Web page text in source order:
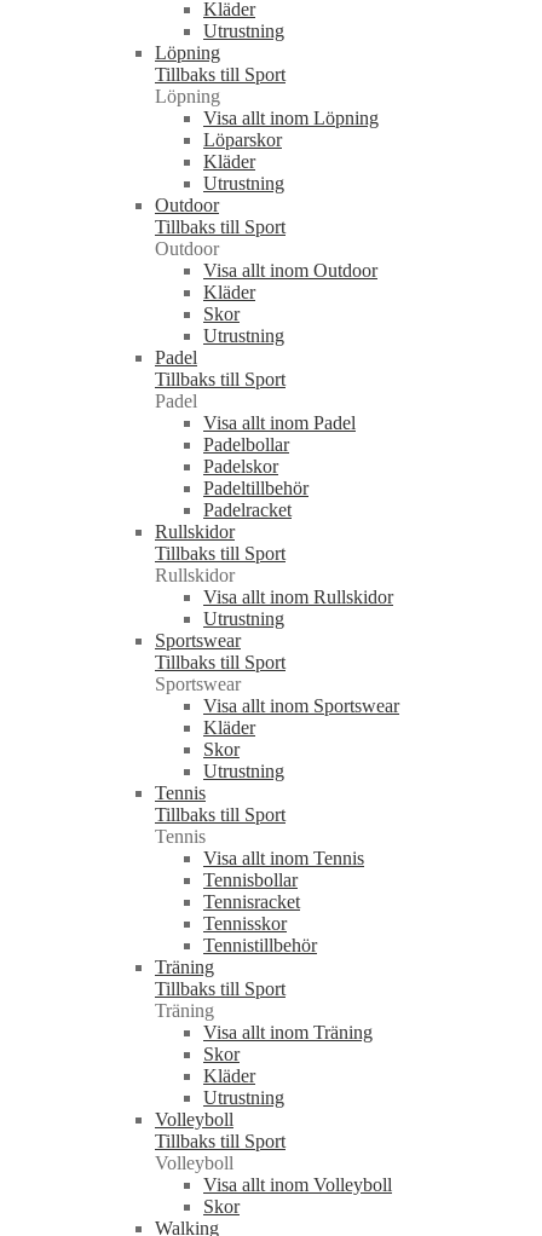
Kläder
Utrustning
Löpning
Tillbaks till Sport
Löpning
Visa allt inom Löpning
Löparskor
Kläder
Utrustning
Outdoor
Tillbaks till Sport
Outdoor
Visa allt inom Outdoor
Kläder
Skor
Utrustning
Padel
Tillbaks till Sport
Padel
Visa allt inom Padel
Padelbollar
Padelskor
Padeltillbehör
Padelracket
Rullskidor
Tillbaks till Sport
Rullskidor
Visa allt inom Rullskidor
Utrustning
Sportswear
Tillbaks till Sport
Sportswear
Visa allt inom Sportswear
Kläder
Skor
Utrustning
Tennis
Tillbaks till Sport
Tennis
Visa allt inom Tennis
Tennisbollar
Tennisracket
Tennisskor
Tennistillbehör
Träning
Tillbaks till Sport
Träning
Visa allt inom Träning
Skor
Kläder
Utrustning
Volleyboll
Tillbaks till Sport
Volleyboll
Visa allt inom Volleyboll
Skor
Walking